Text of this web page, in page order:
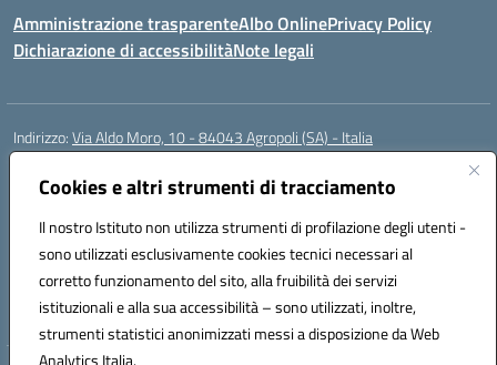
Cookies e altri strumenti di tracciamento
Il nostro Istituto non utilizza strumenti di profilazione degli utenti -
sono utilizzati esclusivamente cookies tecnici necessari al
corretto funzionamento del sito, alla fruibilità dei servizi
istituzionali e alla sua accessibilità – sono utilizzati, inoltre,
strumenti statistici anonimizzati messi a disposizione da Web
Analytics Italia.
Amministrazione trasparenteAlbo OnlinePrivacy Policy
Dichiarazione di accessibilitàNote legali
Indirizzo:Via Aldo Moro, 10 - 84043 Agropoli (SA) - Italia
Centralino:
Posta elettronica certificata (PEC):saic8at00d@pec.istruzione.it
Codice fiscale: 90009620650
Codice meccanografico:SAIC8AT00D
Codice Indice delle Pubbliche Amministrazioni (IPA): istsc_saic8at00d
Codice unico di fatturazione (CUF): UF1K7E